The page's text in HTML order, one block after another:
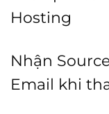
Hosting
Nhận
Email khi